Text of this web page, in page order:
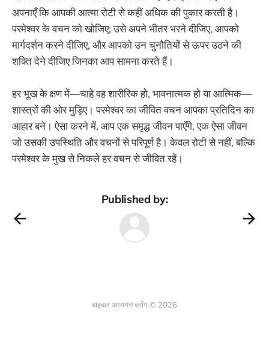
अपनाएँ कि आपकी आत्मा रोटी से कहीं अधिक की पुकार करती है।
परमेश्वर के वचन को खोजिए; उसे अपने भीतर भरने दीजिए, आपको
मार्गदर्शन करने दीजिए, और आपको उन चुनौतियों से ऊपर उठने की
शक्ति देने दीजिए जिनका आप सामना करते हैं।
हर भूख के क्षण में—चाहे वह शारीरिक हो, भावनात्मक हो या आत्मिक—
शास्त्रों की ओर मुड़िए। परमेश्वर का जीवित वचन आपका प्रतिदिन का
आहार बने। ऐसा करने में, आप एक समृद्ध जीवन पाएँगे, एक ऐसा जीवन
जो उसकी उपस्थिति और वचनों से परिपूर्ण है। केवल रोटी से नहीं, बल्कि
परमेश्वर के मुख से निकले हर वचन से जीवित रहें।
Published by:
बाइबल अध्ययन ब्लॉग © 2026